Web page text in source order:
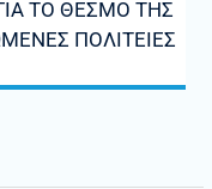
ΤΟ ΘΕΣΜΟ ΤΗΣ
ΠΟΛΙΤΕΙΕΣ